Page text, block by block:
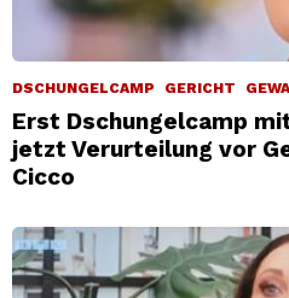
DSCHUNGELCAMP GERICHT
Erst Dschungelcamp
jetzt Verurteilung vor
Cicco